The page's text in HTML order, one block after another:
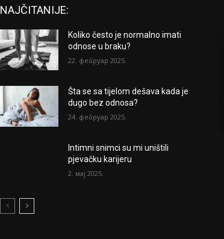
NAJČITANIJE:
Koliko često je normalno imati
odnose u braku?
22. фебруар 2025.
Šta se sa tijelom dešava kada je
dugo bez odnosa?
24. фебруар 2025.
Intimni snimci su mi uništili
pjevačku karijeru
2. мај 2025.